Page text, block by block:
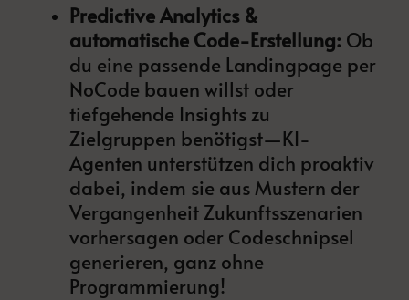
Predictive Analytics &
automatische Code-Erstellung: Ob
du eine passende Landingpage per
NoCode bauen willst oder
tiefgehende Insights zu
Zielgruppen benötigst—KI-
Agenten unterstützen dich proaktiv
dabei, indem sie aus Mustern der
Vergangenheit Zukunftsszenarien
vorhersagen oder Codeschnipsel
generieren, ganz ohne
Programmierung!